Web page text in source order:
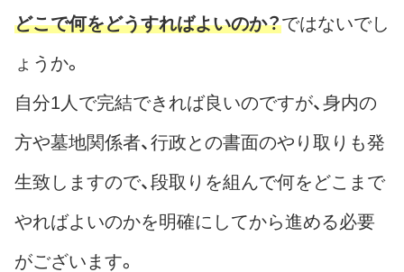
どこで何をどうすればよいのか？ではないでし
ょうか。
自分1人で完結できれば良いのですが、身内の
方や墓地関係者、行政との書面のやり取りも発
生致しますので、段取りを組んで何をどこまで
やればよいのかを明確にしてから進める必要
がございます。